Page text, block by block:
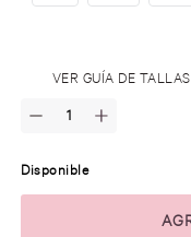
VER GUÍA DE TALLAS
Disponible